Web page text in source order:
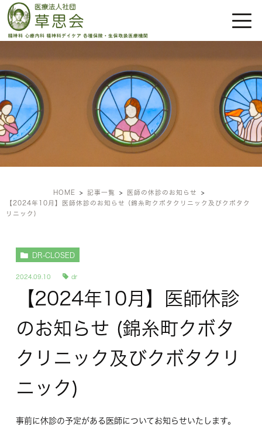
医師の休診のお知らせ
HOME 記事一覧
医師の休診のお知らせ
【2024年10月】医師休診のお知らせ (錦糸町クボタクリニック及びクボタク
リニック)
DR-CLOSED
2024.09.10 dr
【2024年10月】医師休診
のお知らせ (錦糸町クボタ
クリニック及びクボタクリ
ニック)
事前に休診の予定がある医師についてお知らせいたします。